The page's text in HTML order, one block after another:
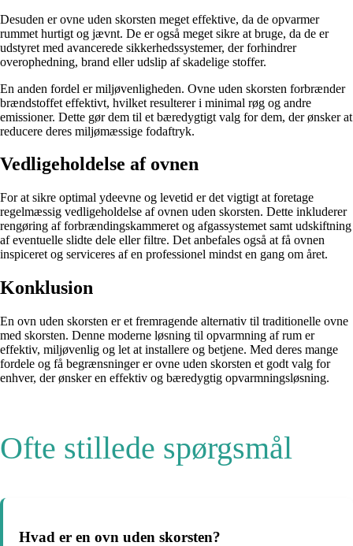
Desuden er ovne uden skorsten meget effektive, da de opvarmer
rummet hurtigt og jævnt. De er også meget sikre at bruge, da de er
udstyret med avancerede sikkerhedssystemer, der forhindrer
overophedning, brand eller udslip af skadelige stoffer.
En anden fordel er miljøvenligheden. Ovne uden skorsten forbrænder
brændstoffet effektivt, hvilket resulterer i minimal røg og andre
emissioner. Dette gør dem til et bæredygtigt valg for dem, der ønsker at
reducere deres miljømæssige fodaftryk.
Vedligeholdelse af ovnen
For at sikre optimal ydeevne og levetid er det vigtigt at foretage
regelmæssig vedligeholdelse af ovnen uden skorsten. Dette inkluderer
rengøring af forbrændingskammeret og afgassystemet samt udskiftning
af eventuelle slidte dele eller filtre. Det anbefales også at få ovnen
inspiceret og serviceres af en professionel mindst en gang om året.
Konklusion
En ovn uden skorsten er et fremragende alternativ til traditionelle ovne
med skorsten. Denne moderne løsning til opvarmning af rum er
effektiv, miljøvenlig og let at installere og betjene. Med deres mange
fordele og få begrænsninger er ovne uden skorsten et godt valg for
enhver, der ønsker en effektiv og bæredygtig opvarmningsløsning.
Ofte stillede spørgsmål
Hvad er en ovn uden skorsten?